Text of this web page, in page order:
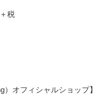
税
）オフィシャルショップ】